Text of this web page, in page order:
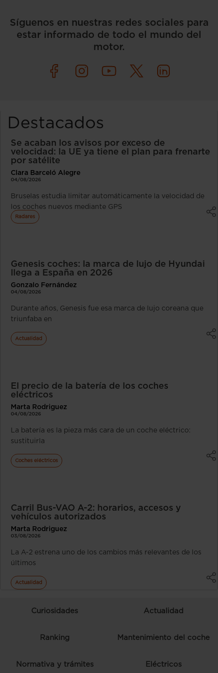
Síguenos en nuestras redes sociales para
estar informado de todo el mundo del
motor.
Destacados
Se acaban los avisos por exceso de
velocidad: la UE ya tiene el plan para frenarte
por satélite
Clara Barceló Alegre
04/08/2026
Bruselas estudia limitar automáticamente la velocidad de
los coches nuevos mediante GPS
Radares
Genesis coches: la marca de lujo de Hyundai
llega a España en 2026
Gonzalo Fernández
04/08/2026
Durante años, Genesis fue esa marca de lujo coreana que
triunfaba en
Actualidad
El precio de la batería de los coches
eléctricos
Marta Rodriguez
04/08/2026
La batería es la pieza más cara de un coche eléctrico:
sustituirla
Coches eléctricos
Carril Bus-VAO A-2: horarios, accesos y
vehículos autorizados
Marta Rodriguez
03/08/2026
La A-2 estrena uno de los cambios más relevantes de los
últimos
Actualidad
Curiosidades Actualidad
Ranking Mantenimiento del coche
Normativa y trámites Eléctricos